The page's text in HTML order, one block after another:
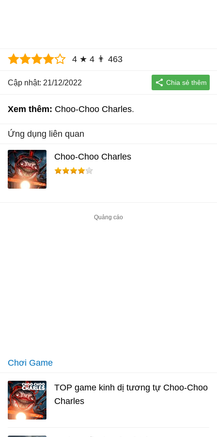
4 ★ 4 👨 463
Cập nhật: 21/12/2022
Xem thêm: Choo-Choo Charles
Ứng dụng liên quan
Choo-Choo Charles
Chơi Game
TOP game kinh dị tương tự Choo-Choo
Charles